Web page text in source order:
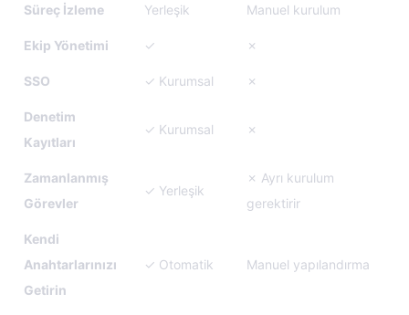
Süreç İzleme Yerleşik Manuel kurulum
Ekip Yönetimi ✓ ✗
SSO ✓ Kurumsal ✗
Denetim
Kayıtları
✓ Kurumsal ✗
Zamanlanmış
Görevler
✓ Yerleşik
✗ Ayrı kurulum
gerektirir
Kendi
Anahtarlarınızı
Getirin
✓ Otomatik Manuel yapılandırma